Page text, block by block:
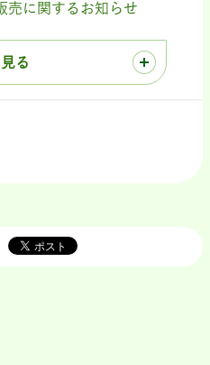
売に関するお知らせ
る